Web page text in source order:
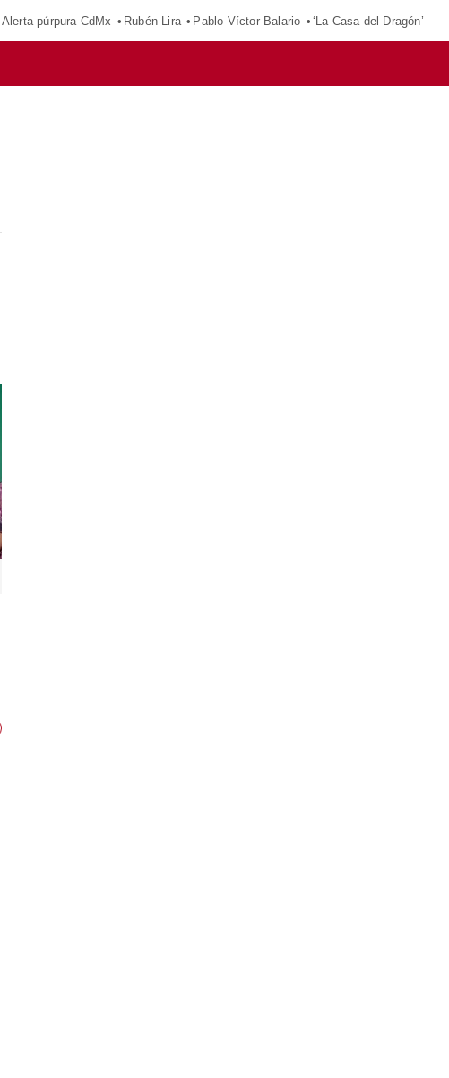
Alerta púrpura CdMx Rubén Lira Pablo Víctor Balario ‘La Casa del Dragón’